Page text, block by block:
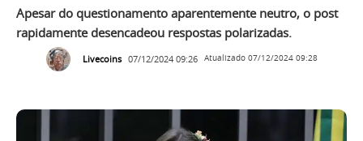
Apesar do questionamento aparentemente neutro, o post
rapidamente desencadeou respostas polarizadas.
Livecoins 07/12/2024 09:26 Atualizado 07/12/2024 09:28